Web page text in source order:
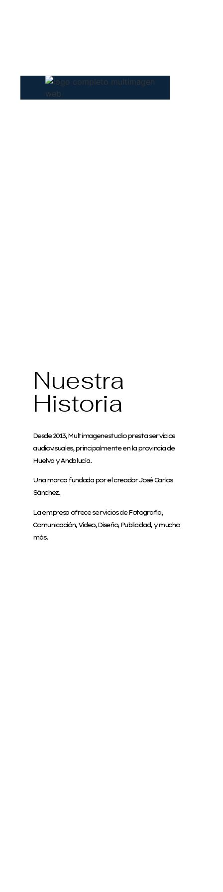
Nuestra
Historia
Desde 2013, Multimagenestudio presta servicios
audiovisuales, principalmente en la provincia de
Huelva y Andalucía.
Una marca fundada por el creador José Carlos
Sánchez.
La empresa ofrece servicios de Fotografía,
Comunicación, Vídeo, Diseño, Publicidad, y mucho
más.